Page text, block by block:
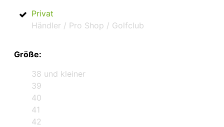
Privat
Händler / Pro Shop / Golfclub
Größe:
38 und kleiner
39
40
41
42